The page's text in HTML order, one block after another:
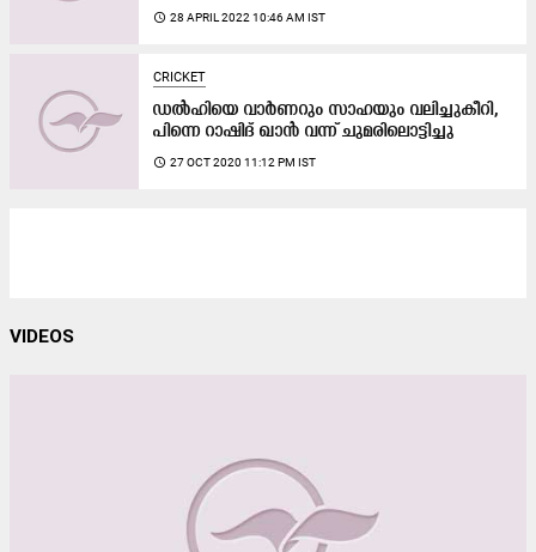
access_time 28 APRIL 2022 10:46 AM IST
CRICKET
ഡൽഹിയെ വാർണറും സാഹയും വലിച്ചുകീറി,
പിന്നെ റാഷിദ്​ ഖാൻ വന്ന്​ ചുമരിലൊട്ടിച്ചു
access_time 27 OCT 2020 11:12 PM IST
VIDEOS